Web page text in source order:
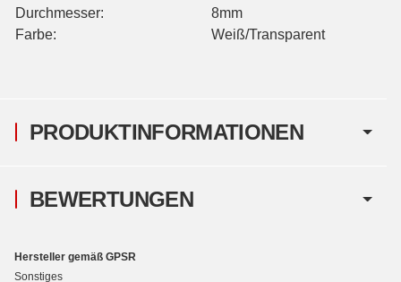
PRODUKTINFORMATIONEN
Durchmesser:
8mm
Farbe:
Weiß/Transparent
BEWERTUNGEN
Hersteller gemäß GPSR
Sonstiges